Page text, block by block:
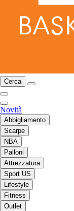
Cerca
Novità
Abbigliamento
Scarpe
NBA
Palloni
Attrezzatura
Sport US
Lifestyle
Fitness
Outlet